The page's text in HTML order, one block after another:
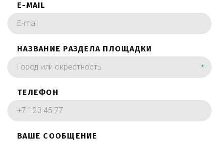
E-MAIL
НАЗВАНИЕ РАЗДЕЛА ПЛОЩАДКИ
*
ТЕЛЕФОН
ВАШЕ СООБЩЕНИЕ